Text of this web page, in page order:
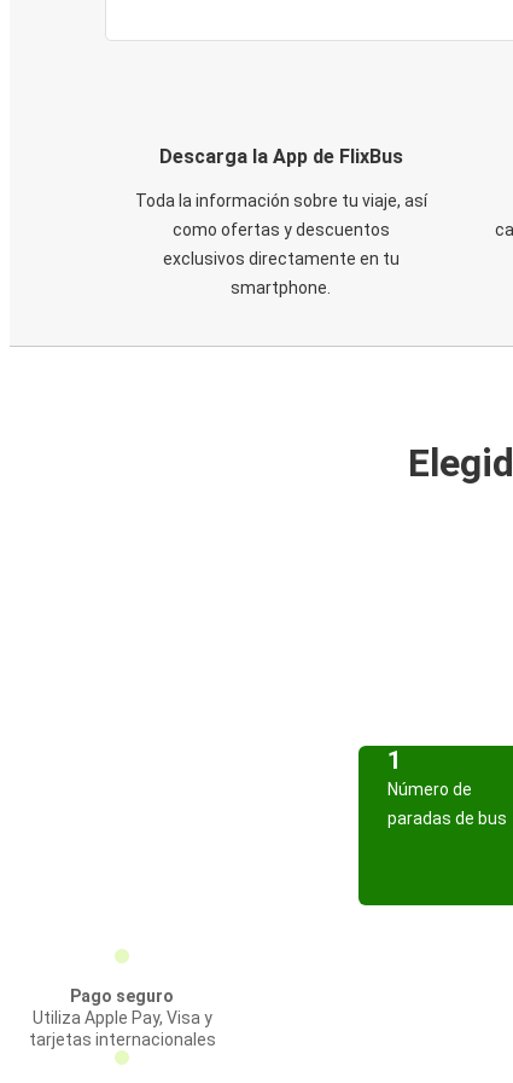
Descarga la App de FlixBus
Toda la información sobre tu viaje, así
como ofertas y descuentos
exclusivos directamente en tu
smartphone.
1
Número de
paradas de bus
Pago seguro
Utiliza Apple Pay, Visa y
tarjetas internacionales